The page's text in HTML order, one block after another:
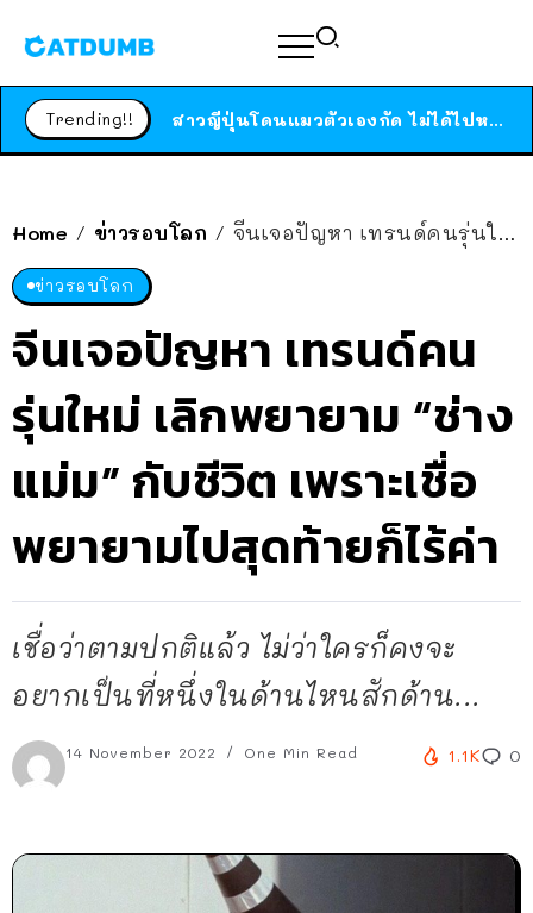
Trending!!
ได้เวลาเด็กหนวดรวมตัว RF Online Next เปิดให้เล่นแล้ว เกม Sci-Fi MMORPG ระดับตำนาน เล่นได้ทั้งมือถือและ PC
Home / ข่าวรอบโลก / จีนเจอปัญหา เทรนด์คนรุ่นใหม่ เลิกพยายาม “ช่างแม่ม” กับชีวิต เพราะเชื่อ พยายามไปสุดท้ายก็ไร้ค่า
ข่าวรอบโลก
จีนเจอปัญหา เทรนด์คน
รุ่นใหม่ เลิกพยายาม “ช่าง
แม่ม” กับชีวิต เพราะเชื่อ
พยายามไปสุดท้ายก็ไร้ค่า
เชื่อว่าตามปกติแล้ว ไม่ว่าใครก็คงจะ
อยากเป็นที่หนึ่งในด้านไหนสักด้าน...
14 November 2022 One Min Read 1.1K 0